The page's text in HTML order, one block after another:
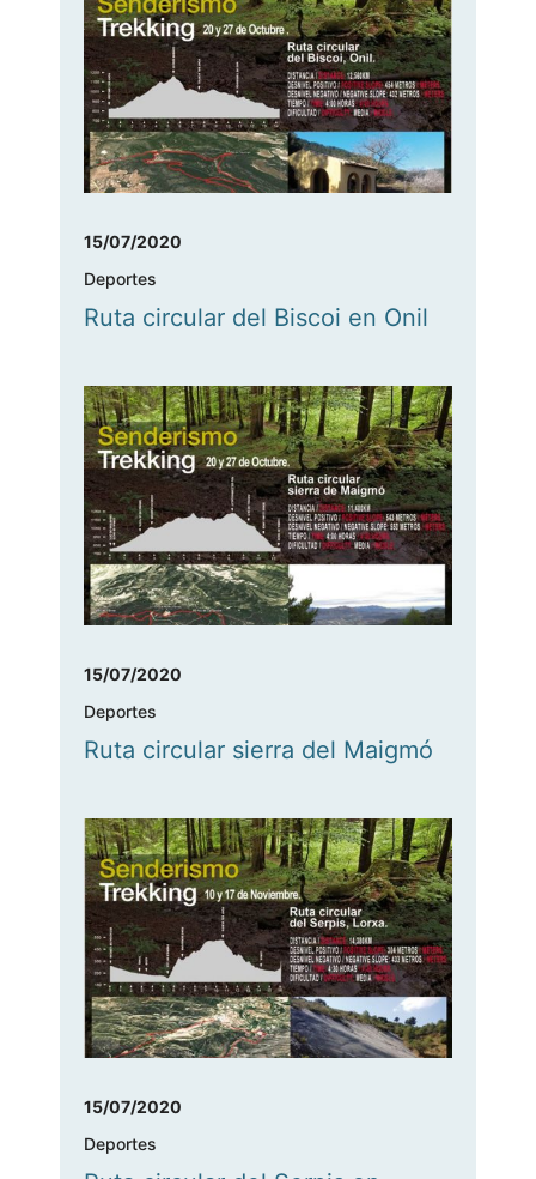
15/07/2020
Deportes
Ruta circular del Biscoi en Onil
15/07/2020
Deportes
Ruta circular sierra del Maigmó
15/07/2020
Deportes